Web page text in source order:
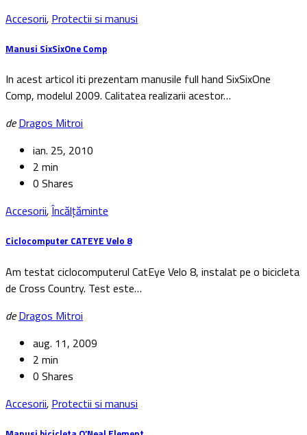
Accesorii, Protectii si manusi
Manusi SixSixOne Comp
In acest articol iti prezentam manusile full hand SixSixOne
Comp, modelul 2009. Calitatea realizarii acestor…
de Dragos Mitroi
ian. 25, 2010
2 min
0 Shares
Accesorii,Încălțăminte
Ciclocomputer CATEYE Velo 8
Am testat ciclocomputerul CatEye Velo 8, instalat pe o bicicleta
de Cross Country. Test este…
de Dragos Mitroi
aug. 11, 2009
2 min
0 Shares
Accesorii, Protectii si manusi